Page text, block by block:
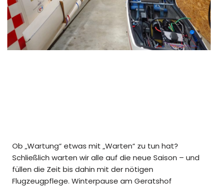
Ob „Wartung“ etwas mit „Warten“ zu tun hat?
Schließlich warten wir alle auf die neue Saison – und
füllen die Zeit bis dahin mit der nötigen
Flugzeugpflege. Winterpause am Geratshof